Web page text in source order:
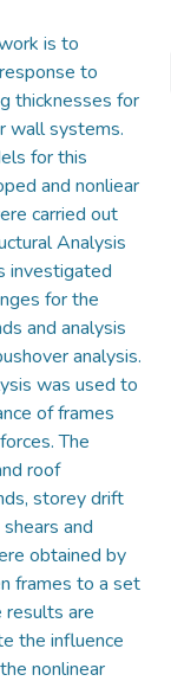
is to
to
thicknesses for
wall systems.
for this
and nonliear
carried out
Analysis
investigated
for the
and analysis
analysis.
was used to
of frames
The
roof
storey drift
and
obtained by
frames to a set
results are
the influence
nonlinear